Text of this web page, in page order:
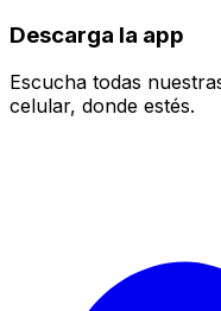
Descarga la app
Escucha todas
celular, donde estés.